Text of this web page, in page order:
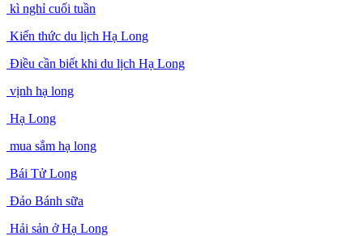
kì nghỉ cuối tuần
Kiến thức du lịch Hạ Long
Điều cần biết khi du lịch Hạ Long
vịnh hạ long
Hạ Long
mua sắm hạ long
Bái Tử Long
Đảo Bánh sữa
Hải sản ở Hạ Long